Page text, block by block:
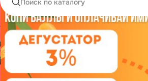
Поиск по каталогу